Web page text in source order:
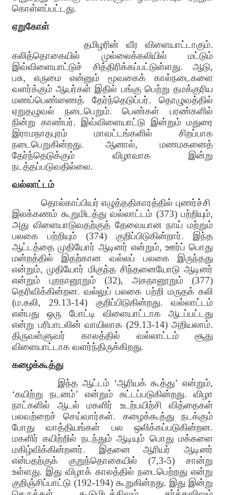
கொள்ளப்பட்டது.
ஏறுகோள்
தமிழரின் வீர விளையாட்டாகும்.
கலித்தொகையில் முல்லைக்கலியில் மட்டும்
இவ்விளையாட்டுச் சித்திரிக்கப்பட்டுள்ளது. ஆடு,
பசு, எருமை என்னும் மூவகைக் கால்நடைகளை
வளர்க்கும் ஆயர்கள் இதில் பங்கு பெற்று தமக்குரிய
மணப்பெண்ணைத் தேர்ந்தெடுப்பர். தொழுவத்தில்
ஏறுதழுவல் நடைபெறும். பெண்கள் பரண்களில்
நின்று காண்பர். இவ்விளையாட்டு இன்றும் மதுரை
இராமநாதபுரம் மாவட்டங்களில் சிறப்பாக
நடைபெறுகின்றது. ஆனால், மணமகனைத்
தேர்ந்தெடுக்கும் விழாவாக இன்று
நடத்தப்படுவதில்லை.
வல்லாட்டம்
தொல்காப்பியர் எழுத்ததிகாரத்தில் புணர்ச்சி
இலக்கணம் கூறுமிடத்து வல்லாட்டம் (373) பற்றியும்,
அது விளையாடுவதற்குத் தேவையான நாய் மற்றும்
பலகை பற்றியும் (374) குறிப்பிடுகின்றார். இந்த
ஆட்டத்தை முதியோர் ஆடினர் என்றும், ஊர்ப் பொது
மன்றத்தில் இதற்கான வல்லப் பலகை இருந்தது
என்றும், முதியோர் மிகுந்த சிந்தனையோடு ஆடினர்
என்றும் புறநானூறும் (32), அகநானூறும் (377)
தெரிவிக்கின்றன. வல்லுப் பலகை பற்றி மருதக் கலி
(ம.கலி, 29.13-14) குறிப்பிடுகின்றது. வல்லாட்டம்
என்பது ஒரு போட்டி விளையாட்டாக ஆடப்பட்டது
என்று பரிபாடலின் வாயிலாக (29.13-14) அறியலாம்.
திருவள்ளுவர் காலத்தில் வல்லாட்டம் சூது
விளையாட்டாக வளர்ந்திருக்கிறது.
கழைக்கூத்து
இந்த ஆட்டம் ‘ஆரியக் கூத்து’ என்றும்,
‘கயிற்று நடனம்’ என்றும் சுட்டப்படுகின்றது. விழா
நாட்களில் ஆடல் மகளிர் உடற்பயிற்சி வித்தைகள்
பலவற்றைச் செய்வார்கள். கழைக்கூத்து நடக்கும்
போது வாத்தியங்கள் பல ஒலிக்கப்படுகின்றன.
மகளிர் கயிற்றில் நடந்தும் ஆடியும் பொது மக்களை
மகிழ்விக்கின்றனர். இதனை ஆரியர் ஆடினர்
என்பதற்குக் குறுந்தொகையில் (7,3-5) சான்று
உள்ளது. இது விழாக் காலத்தில் நடைபெற்றது என்று
குறிஞ்சிப்பாட்டு (192-194) கூறுகின்றது. இது இன்று